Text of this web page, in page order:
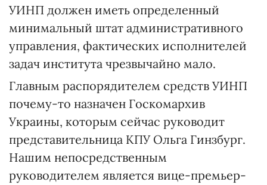
УИНП должен иметь определенный
минимальный штат административного
управления, фактических исполнителей
задач института чрезвычайно мало.
Главным распорядителем средств УИНП
почему-то назначен Госкомархив
Украины, которым сейчас руководит
представительница КПУ Ольга Гинзбург.
Нашим непосредственным
руководителем является вице-премьер-